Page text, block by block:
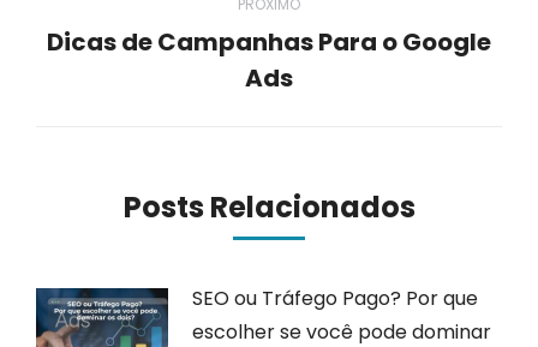
PRÓXIMO
Próximo
post:
Dicas de Campanhas Para o Google
Ads
Posts Relacionados
SEO ou Tráfego Pago? Por que
escolher se você pode dominar